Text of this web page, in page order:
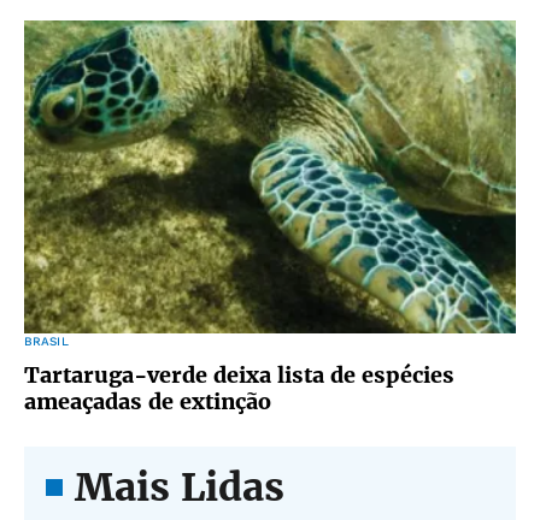
BRASIL
Tartaruga-verde deixa lista de espécies
ameaçadas de extinção
Mais Lidas